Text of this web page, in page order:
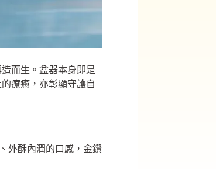
而生。盆器本身即是
療癒，亦彰顯守護自
外酥內潤的口感，金鑽